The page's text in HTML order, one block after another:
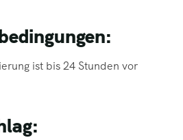
ist bis 24 Stunden vor